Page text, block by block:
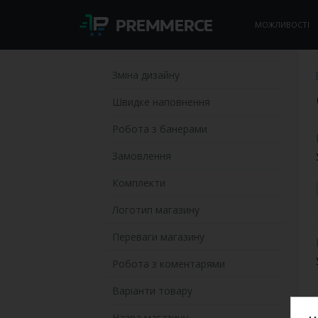
МОЖЛИВОСТІ
Зміна дизайну
Швидке наповнення
Робота з банерами
Замовлення
Комплекти
Логотип магазину
Переваги магазину
Робота з коментарями
Варіанти товару